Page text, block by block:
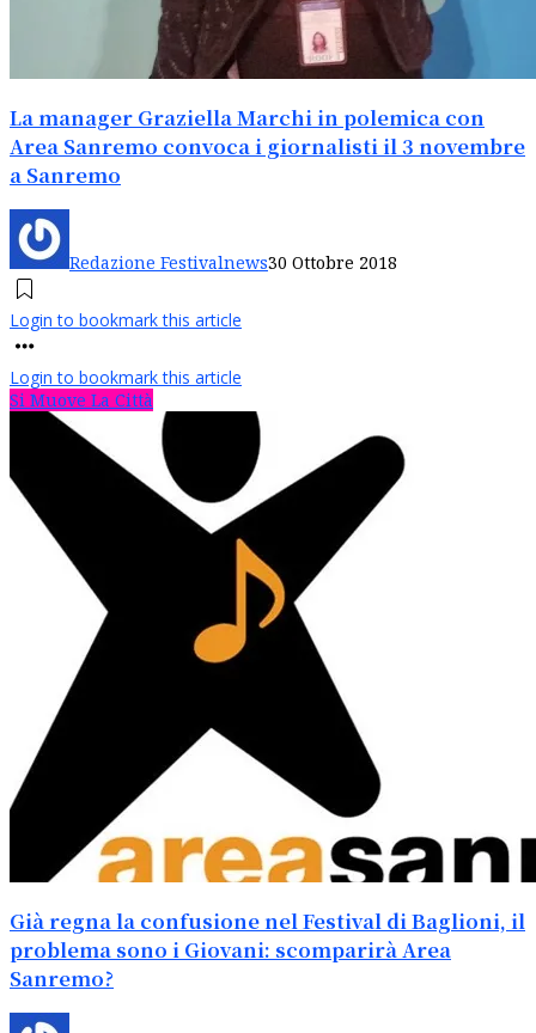
La manager Graziella Marchi in polemica con
Area Sanremo convoca i giornalisti il 3 novembre
a Sanremo
Redazione Festivalnews30 Ottobre 2018
Login to bookmark this article
Login to bookmark this article
Si Muove La Città
Già regna la confusione nel Festival di Baglioni, il
problema sono i Giovani: scomparirà Area
Sanremo?